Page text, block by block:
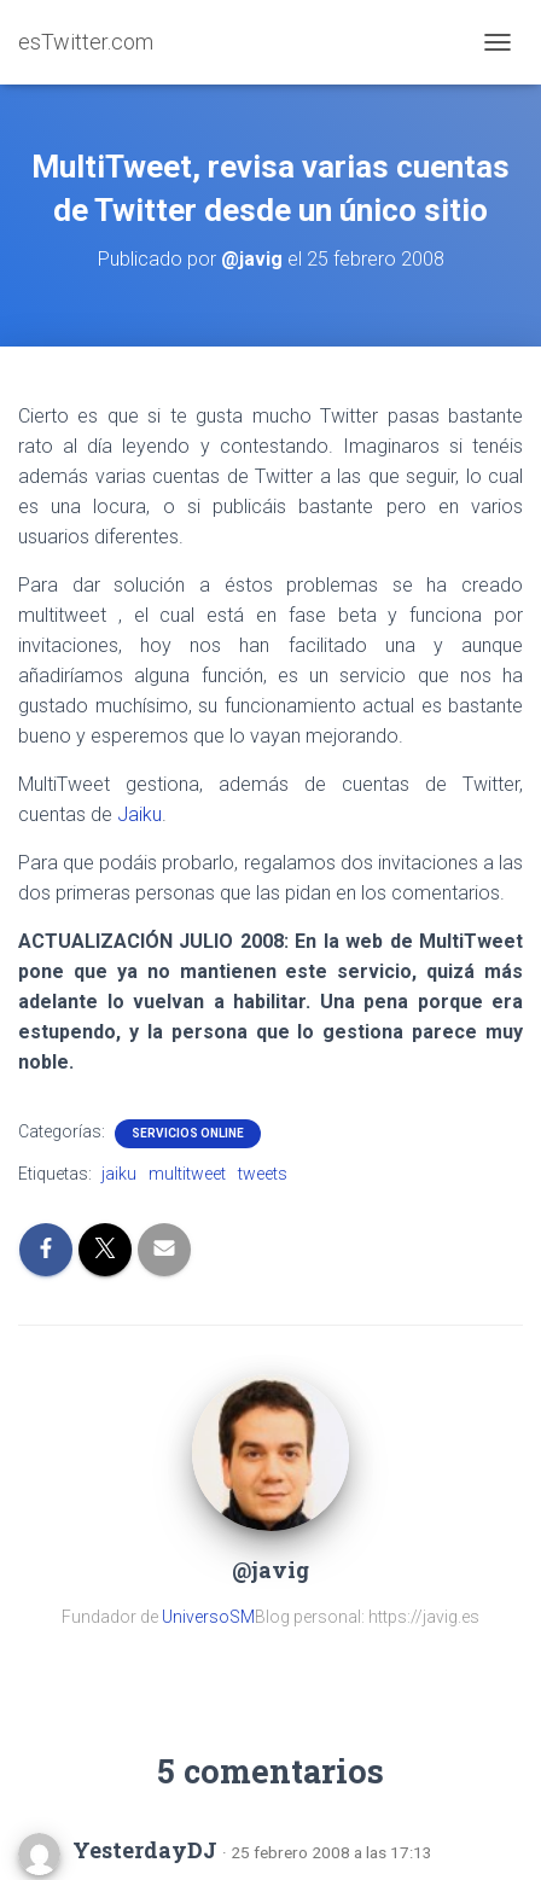
esTwitter.com
MultiTweet, revisa varias cuentas
de Twitter desde un único sitio
Publicado por @javig el 25 febrero 2008
Cierto es que si te gusta mucho Twitter pasas bastante
rato al día leyendo y contestando. Imaginaros si tenéis
además varias cuentas de Twitter a las que seguir, lo cual
es una locura, o si publicáis bastante pero en varios
usuarios diferentes.
Para dar solución a éstos problemas se ha creado
multitweet , el cual está en fase beta y funciona por
invitaciones, hoy nos han facilitado una y aunque
añadiríamos alguna función, es un servicio que nos ha
gustado muchísimo, su funcionamiento actual es bastante
bueno y esperemos que lo vayan mejorando.
MultiTweet gestiona, además de cuentas de Twitter,
cuentas de Jaiku.
Para que podáis probarlo, regalamos dos invitaciones a las
dos primeras personas que las pidan en los comentarios.
ACTUALIZACIÓN JULIO 2008: En la web de MultiTweet
pone que ya no mantienen este servicio, quizá más
adelante lo vuelvan a habilitar. Una pena porque era
estupendo, y la persona que lo gestiona parece muy
noble.
Categorías: SERVICIOS ONLINE
Etiquetas: jaiku multitweet tweets
@javig
Fundador de UniversoSMBlog personal: https://javig.es
5 comentarios
YesterdayDJ · 25 febrero 2008 a las 17:13